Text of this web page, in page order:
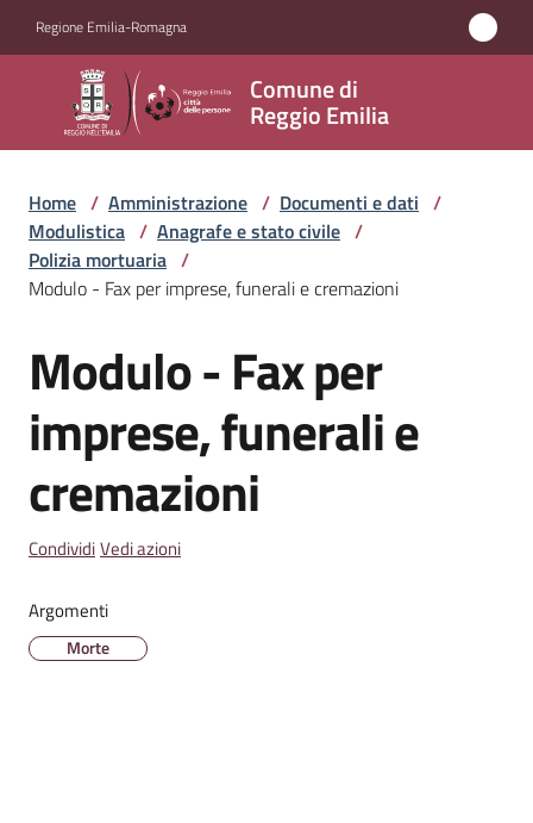
Regione Emilia-Romagna
Comune di
Reggio Emilia
Comune
di
Reggio
Emilia
Amministrazione
Servizi
Novità
Vivere
Reggio
Emilia
Home / Amministrazione / Documenti e dati /
Modulistica / Anagrafe e stato civile /
Polizia mortuaria /
Modulo - Fax per imprese, funerali e cremazioni
Salta al contenuto
Modulo - Fax per
imprese, funerali e
cremazioni
CondividiVedi azioni
Argomenti
Morte